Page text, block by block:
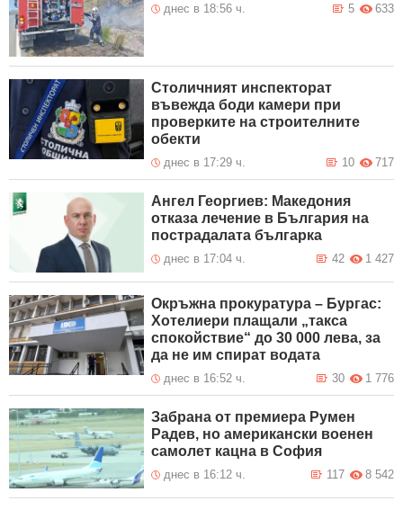
днес в 18:56 ч. 633
5
Столичният инспекторат
въвежда боди камери при
проверките на строителните
обекти
днес в 17:29 ч. 717
10
Ангел Георгиев: Македония
отказа лечение в България на
пострадалата българка
днес в 17:04 ч. 1 427
42
Окръжна прокуратура – Бургас:
Хотелиери плащали „такса
спокойствие“ до 30 000 лева, за
да не им спират водата
днес в 16:52 ч. 1 776
30
Забрана от премиера Румен
Радев, но американски военен
самолет кацна в София
днес в 16:12 ч. 8 542
117